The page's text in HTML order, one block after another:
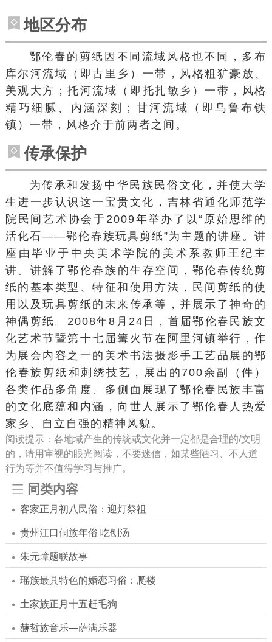
地区分布
鄂伦春的剪纸因不同流域风格也不同， 多布
库尔河流域（即古里乡 ）一带，风格粗犷豪放、
美观大方； 托河流域（即 托扎敏乡 ）一带，风格
精巧细腻、内涵深刻； 甘河 流域（即乌鲁布铁
镇 ）一带，风格介于前两者之间。
传承保护
为传承和发扬中华民族民俗文化，并使大学
生进一步认识这一宝贵文化， 吉林省通化师范学
院 民间艺术协会于2009年举办了以“原始思维的
活化石——鄂伦春族玩具剪纸”为主题的讲座。讲
座由毕业于 中央美术学院 的美术系教师王纪主
讲。讲解了鄂伦春族 的生存空间，鄂伦春传统剪
纸的基本类型、特征和使用方法，民间剪纸的使
用以及玩具剪纸的未来传承等，并展示了神奇的
神偶剪纸。2008年8月24日，首届鄂伦春民族文
化艺术节暨第十七届篝火节在 阿里河镇举行，作
为展会内容之一的美术书法摄影手工艺品展的鄂
伦春族剪纸和刺绣技艺，展出的700余副（件）
各类作品多角度、多侧面展现了鄂伦春民族丰富
的文化底蕴和内涵，向世人展示了鄂伦春人热爱
家乡、自立自强的精神风貌。
阅读提示：各地域产生的传统或文化并一定都是合理的/文明
的，请用审视的眼光阅读，不要迷信，如某些陋习、不人道
行为等并不值得学习与推广。
同类内容
客家正月初八民俗：迎灯祭祖
贵州江口侗族年俗 吃刨汤
朱元璋题联故事
瑶族最具特色的婚恋习俗：爬楼
土家族正月十五赶毛狗
赫哲族音乐—萨满乐器